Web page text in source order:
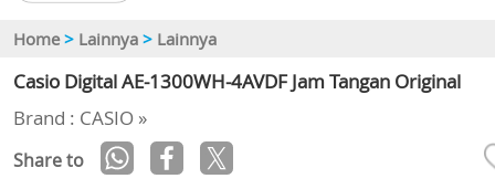
Home > Lainnya > Lainnya
Casio Digital AE-1300WH-4AVDF Jam Tangan Original
Brand : CASIO »
Share to